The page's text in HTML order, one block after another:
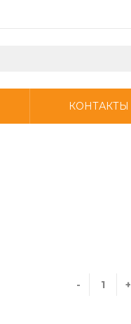
КОНТАКТЫ
- +